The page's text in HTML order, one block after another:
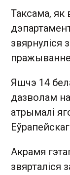
Таксама, як
звярнуліся
Яшчэ 14
дазволам
атрымалі
Акрамя